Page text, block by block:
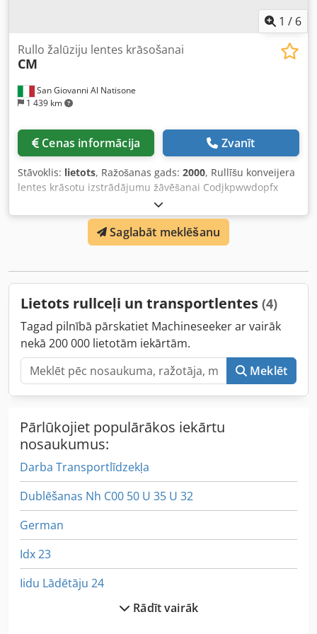
1 / 6
San Giovanni Al Natisone
1 439 km
Rullo žalūziju lentes krāsošanai
CM
Cenas informācija Zvanīt
Stāvoklis: lietots, Ražošanas gads: 2000, Rullīšu konveijera
lentes krāsotu izstrādājumu žāvēšanai Codjkpwwdopfx
Ahiorf Izmēri: 17,50 x 4 m (PĀRDOTS) 17,50 x 4 m
(PĀRDOTS) 20 x 2,50 m 20 x 2,50 m
Saglabāt meklēšanu
Lietots rullceļi un transportlentes (4)
Tagad pilnībā pārskatiet Machineseeker ar vairāk
nekā 200 000 lietotām iekārtām.
Meklēt
Pārlūkojiet populārākos iekārtu
nosaukumus:
Darba Transportlīdzekļa
Dublēšanas Nh C00 50 U 35 U 32
German
Idx 23
Iidu Lādētāju 24
Rādīt vairāk